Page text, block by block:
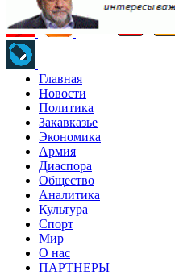
Главная
Новости
Политика
Закавказье
Экономика
Армия
Диаспора
Общество
Аналитика
Культура
Спорт
Мир
О нас
ПАРТНЕРЫ